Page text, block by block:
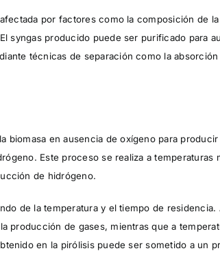
por factores como la composición de
syngas producido puede ser purificado para
técnicas de separación como la
biomasa en ausencia de oxígeno para
Este proceso se realiza a temperaturas
de hidrógeno.
de la temperatura y el tiempo de residencia.
producción de gases, mientras que a
en la pirólisis puede ser sometido a un